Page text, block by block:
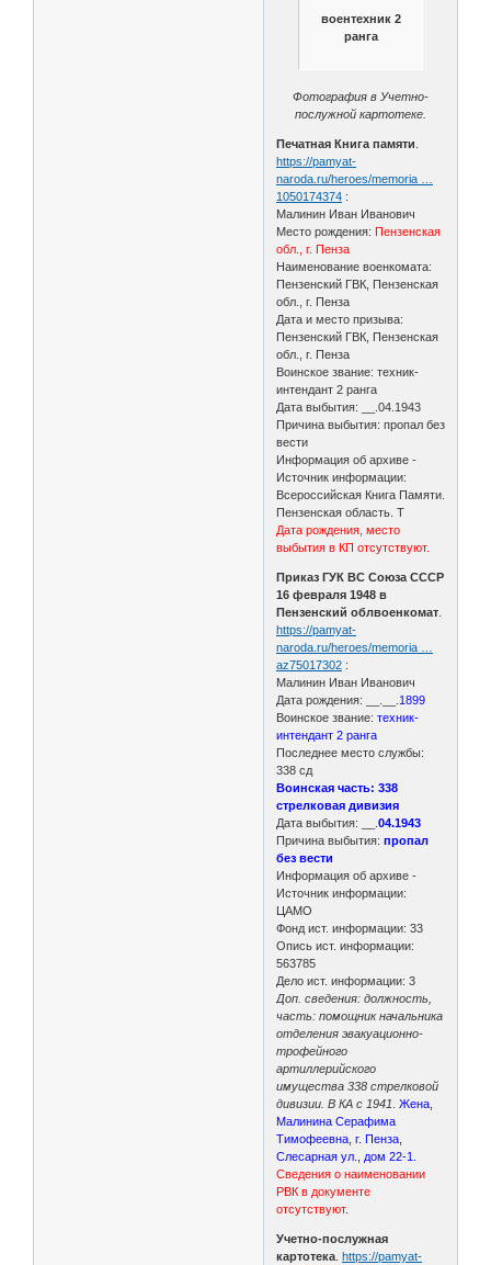
воентехник 2
ранга
Фотография в Учетно-
послужной картотеке.
Печатная Книга памяти
https://pamyat-
naroda.ru/heroes/memoria …
1050174374 :
Малинин Иван Иванович
Место рождения: Пензенская
обл., г. Пенза
Наименование военкомата:
Пензенский ГВК, Пензенская
обл., г. Пенза
Дата и место призыва:
Пензенский ГВК, Пензенская
обл., г. Пенза
Воинское звание: техник-
интендант 2 ранга
Дата выбытия: __.04.1943
Причина выбытия: пропал без
вести
Информация об архиве -
Источник информации:
Всероссийская Книга Памяти.
Пензенская область. Т
Дата рождения, место
выбытия в КП отсутствуют.
Приказ ГУК ВС Союза СССР
16 февраля 1948 в
Пензенский облвоенкомат
https://pamyat-
naroda.ru/heroes/memoria …
az75017302 :
Малинин Иван Иванович
Дата рождения: __.__. 1899
Воинское звание:техник-
интендант 2 ранга
Последнее место службы:
338 сд
Воинская часть: 338
стрелковая дивизия
Дата выбытия: __.04.1943
Причина выбытия: пропал
без вести
Информация об архиве -
Источник информации:
ЦАМО
Фонд ист. информации: 33
Опись ист. информации:
563785
Дело ист. информации: 3
Доп. сведения: должность,
часть: помощник начальника
отделения эвакуационно-
трофейного
артиллерийского
имущества 338 стрелковой
дивизии. В КА с 1941 .Жена,
Малинина Серафима
Тимофеевна, г. Пенза,
Слесарная ул., дом 22-1.
Сведения о наименовании
РВК в документе
отсутствуют.
Учетно-послужная
картотека .https://pamyat-